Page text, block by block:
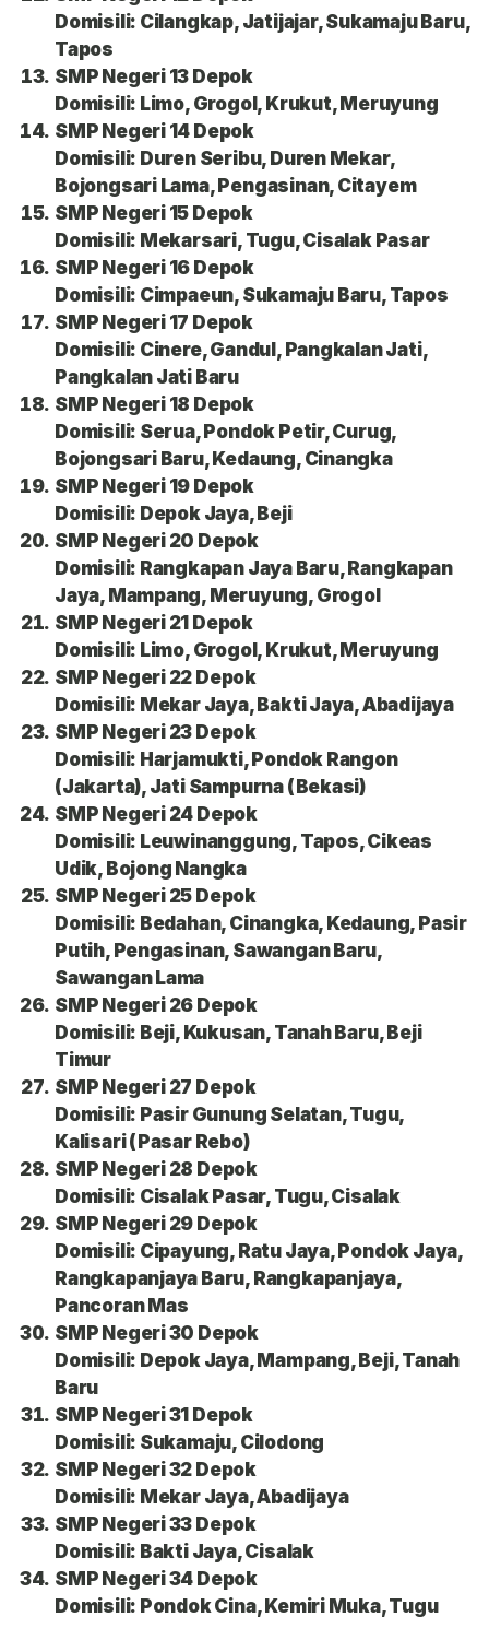
Domisili: Cilangkap, Jatijajar, Sukamaju Baru,
Tapos
SMP Negeri 13 Depok
Domisili: Limo, Grogol, Krukut, Meruyung
SMP Negeri 14 Depok
Domisili: Duren Seribu, Duren Mekar,
Bojongsari Lama, Pengasinan, Citayem
SMP Negeri 15 Depok
Domisili: Mekarsari, Tugu, Cisalak Pasar
SMP Negeri 16 Depok
Domisili: Cimpaeun, Sukamaju Baru, Tapos
SMP Negeri 17 Depok
Domisili: Cinere, Gandul, Pangkalan Jati,
Pangkalan Jati Baru
SMP Negeri 18 Depok
Domisili: Serua, Pondok Petir, Curug,
Bojongsari Baru, Kedaung, Cinangka
SMP Negeri 19 Depok
Domisili: Depok Jaya, Beji
SMP Negeri 20 Depok
Domisili: Rangkapan Jaya Baru, Rangkapan
Jaya, Mampang, Meruyung, Grogol
SMP Negeri 21 Depok
Domisili: Limo, Grogol, Krukut, Meruyung
SMP Negeri 22 Depok
Domisili: Mekar Jaya, Bakti Jaya, Abadijaya
SMP Negeri 23 Depok
Domisili: Harjamukti, Pondok Rangon
(Jakarta), Jati Sampurna (Bekasi)
SMP Negeri 24 Depok
Domisili: Leuwinanggung, Tapos, Cikeas
Udik, Bojong Nangka
SMP Negeri 25 Depok
Domisili: Bedahan, Cinangka, Kedaung, Pasir
Putih, Pengasinan, Sawangan Baru,
Sawangan Lama
SMP Negeri 26 Depok
Domisili: Beji, Kukusan, Tanah Baru, Beji
Timur
SMP Negeri 27 Depok
Domisili: Pasir Gunung Selatan, Tugu,
Kalisari (Pasar Rebo)
SMP Negeri 28 Depok
Domisili: Cisalak Pasar, Tugu, Cisalak
SMP Negeri 29 Depok
Domisili: Cipayung, Ratu Jaya, Pondok Jaya,
Rangkapanjaya Baru, Rangkapanjaya,
Pancoran Mas
SMP Negeri 30 Depok
Domisili: Depok Jaya, Mampang, Beji, Tanah
Baru
SMP Negeri 31 Depok
Domisili: Sukamaju, Cilodong
SMP Negeri 32 Depok
Domisili: Mekar Jaya, Abadijaya
SMP Negeri 33 Depok
Domisili: Bakti Jaya, Cisalak
SMP Negeri 34 Depok
Domisili: Pondok Cina, Kemiri Muka, Tugu